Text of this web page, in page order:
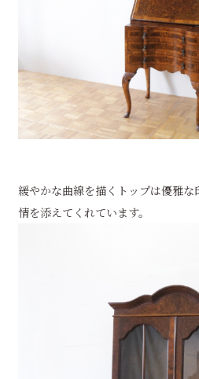
緩やかな曲線を描くトップは優雅
情を添えてくれています。